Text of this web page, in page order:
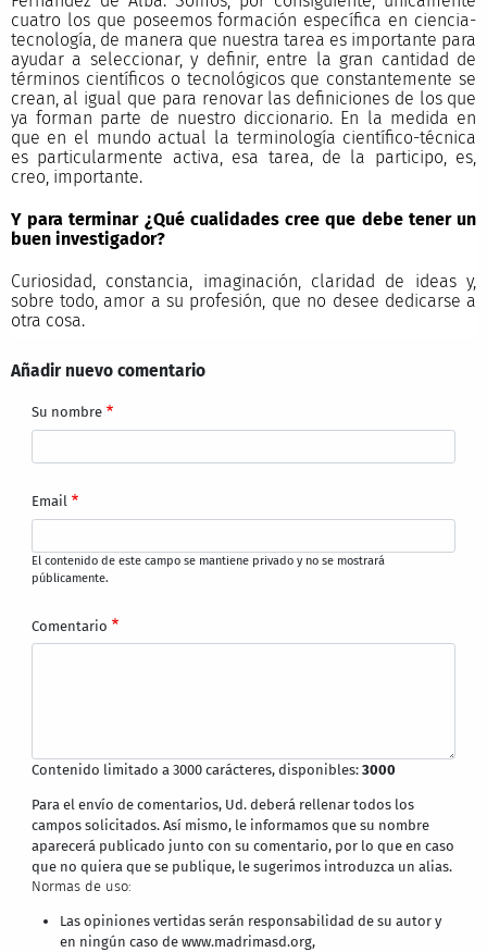
cuatro los que poseemos formación específica en ciencia-
tecnología, de manera que nuestra tarea es importante para
ayudar a seleccionar, y definir, entre la gran cantidad de
términos científicos o tecnológicos que constantemente se
crean, al igual que para renovar las definiciones de los que
ya forman parte de nuestro diccionario. En la medida en
que en el mundo actual la terminología científico-técnica
es particularmente activa, esa tarea, de la participo, es,
creo, importante.
Y para terminar ¿Qué cualidades cree que debe tener un
buen investigador?
Curiosidad, constancia, imaginación, claridad de ideas y,
sobre todo, amor a su profesión, que no desee dedicarse a
otra cosa.
Añadir nuevo comentario
Su nombre
Email
El contenido de este campo se mantiene privado y no se mostrará
públicamente.
Comentario
Contenido limitado a 3000 carácteres, disponibles:3000
Para el envío de comentarios, Ud. deberá rellenar todos los
campos solicitados. Así mismo, le informamos que su nombre
aparecerá publicado junto con su comentario, por lo que en caso
que no quiera que se publique, le sugerimos introduzca un alias.
Normas de uso:
Las opiniones vertidas serán responsabilidad de su autor y
en ningún caso de www.madrimasd.org,